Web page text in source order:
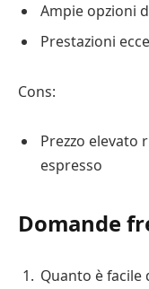
Ampie opzioni
Prestazioni
Cons:
Prezzo elevato
espresso
Domande
Quanto è facile